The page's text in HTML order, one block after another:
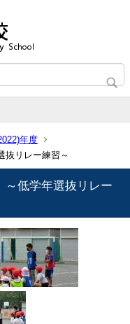
年度
レー練習～
学年選抜リレー